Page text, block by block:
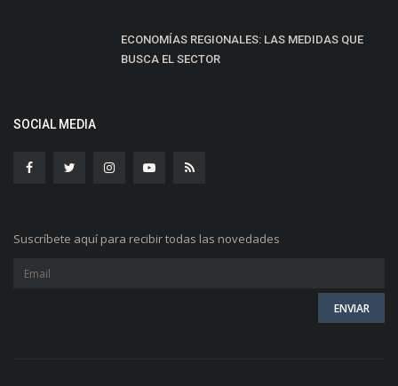
ECONOMÍAS REGIONALES: LAS MEDIDAS QUE
BUSCA EL SECTOR
SOCIAL MEDIA
Suscríbete aquí para recibir todas las novedades